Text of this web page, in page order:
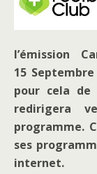
l’émission
15
pour cela de
redirigera
programme.
ses
internet.